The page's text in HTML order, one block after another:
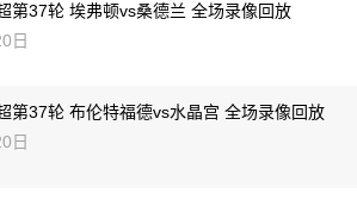
第37轮 埃弗顿vs桑德兰 全场录像回放
日
第37轮 布伦特福德vs水晶宫 全场录像回放
日